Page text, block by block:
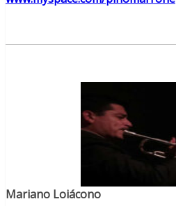
Mariano Loiácono